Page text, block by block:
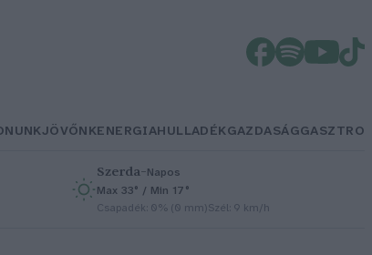
JÖVŐNKENERGIAHULLADÉKGAZDASÁGGASZTRO
Szerda–Napos
Max 33° / Min 17°
Csapadék: 0% (0 mm)Szél: 9 km/h